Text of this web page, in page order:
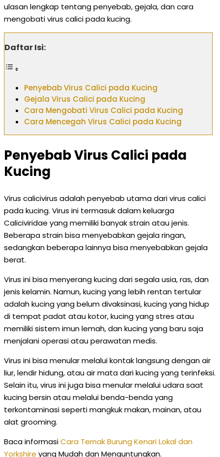
ulasan lengkap tentang penyebab, gejala, dan cara
mengobati virus calici pada kucing.
Daftar Isi:
Penyebab Virus Calici pada Kucing
Gejala Virus Calici pada Kucing
Cara Mengobati Virus Calici pada Kucing
Cara Mencegah Virus Calici pada Kucing
Penyebab Virus Calici pada
Kucing
Virus calicivirus adalah penyebab utama dari virus calici
pada kucing. Virus ini termasuk dalam keluarga
Caliciviridae yang memiliki banyak strain atau jenis.
Beberapa strain bisa menyebabkan gejala ringan,
sedangkan beberapa lainnya bisa menyebabkan gejala
berat.
Virus ini bisa menyerang kucing dari segala usia, ras, dan
jenis kelamin. Namun, kucing yang lebih rentan tertular
adalah kucing yang belum divaksinasi, kucing yang hidup
di tempat padat atau kotor, kucing yang stres atau
memiliki sistem imun lemah, dan kucing yang baru saja
menjalani operasi atau perawatan medis.
Virus ini bisa menular melalui kontak langsung dengan air
liur, lendir hidung, atau air mata dari kucing yang terinfeksi.
Selain itu, virus ini juga bisa menular melalui udara saat
kucing bersin atau melalui benda-benda yang
terkontaminasi seperti mangkuk makan, mainan, atau
alat grooming.
Baca informasiCara Ternak Burung Kenari Lokal dan
Yorkshire yang Mudah dan Menguntungkan.